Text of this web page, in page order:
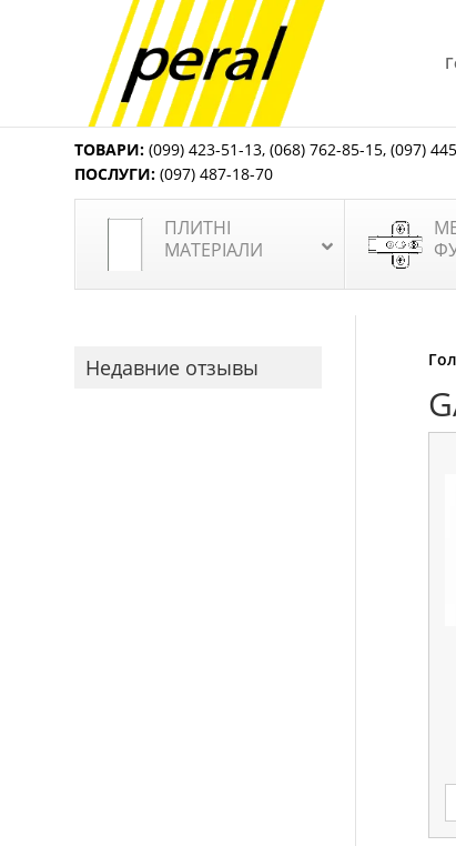
ТОВАРИ: (099) 423-51-13,(068) 762-85-15,(097)
ПОСЛУГИ: (097) 487-18-70
ПЛИТНІ
МАТЕРІАЛИ
Недавние отзывы